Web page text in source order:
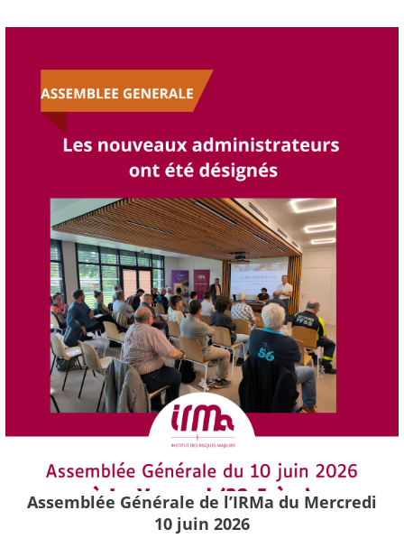
Assemblée Générale de l’IRMa du Mercredi
10 juin 2026